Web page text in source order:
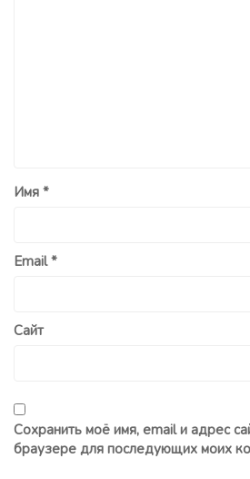
Имя *
Email*
Сайт
Сохранить моё имя, email и адрес
браузере для последующих моих